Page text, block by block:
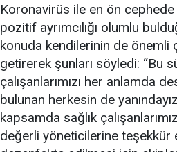
Koronavirüs ile en ön cephede
pozitif ayrımcılığı olumlu
konuda kendilerinin de önemli
getirerek şunları söyledi: “Bu
çalışanlarımızı her anlamda
bulunan herkesin de
kapsamda sağlık
değerli yöneticilerine teşekkür